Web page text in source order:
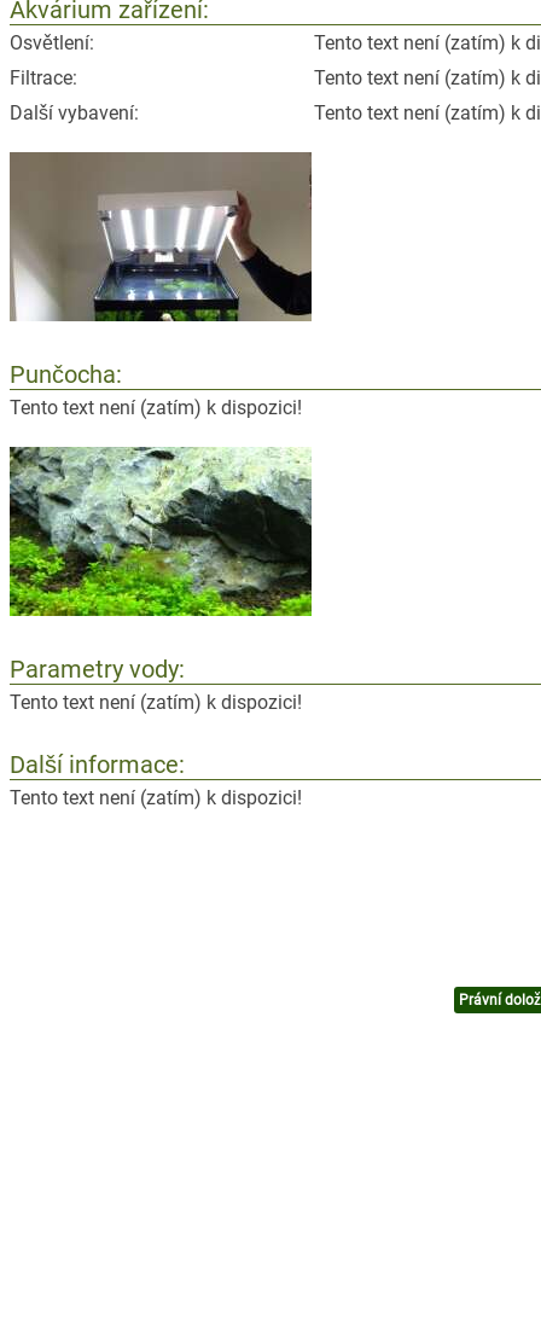
Akvárium zařízení:
Osvětlení:
Tento text není (zatím) k
Filtrace:
Tento text není (zatím) k
Další vybavení:
Tento text není (zatím) k
Punčocha:
Tento text není (zatím) k dispozici!
Parametry vody:
Tento text není (zatím) k dispozici!
Další informace:
Tento text není (zatím) k dispozici!
Právní